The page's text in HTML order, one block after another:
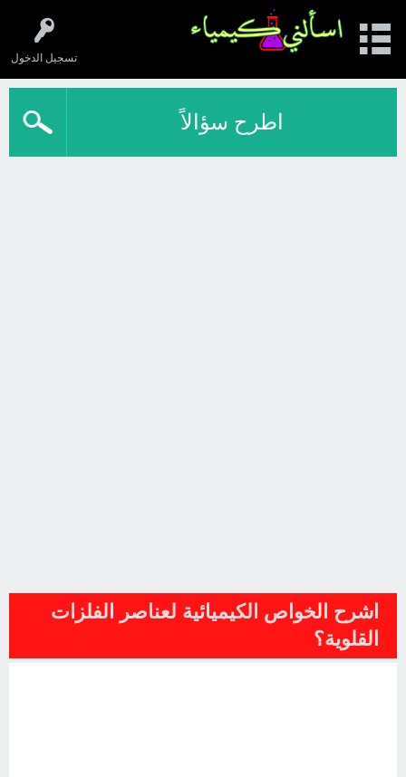
تسجيل الدخول
اطرح سؤالاً
اشرح الخواص الكيميائية لعناصر الفلزات
القلوية؟